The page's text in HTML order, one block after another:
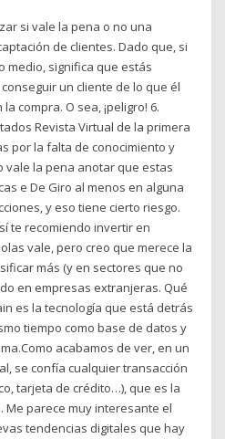
si vale la pena o no una
de clientes. Dado que, si
medio, significa que estás
un cliente de lo que él
compra. O sea, ¡peligro! 6.
Revista Virtual de la primera
por la falta de conocimiento y
vale la pena anotar que estas
e De Giro al menos en alguna
y eso tiene cierto riesgo.
te recomiendo invertir en
vale, pero creo que merece la
más (y en sectores que no
en empresas extranjeras. Qué
es la tecnología que está detrás
tiempo como base de datos y
acabamos de ver, en un
se confía cualquier transacción
tarjeta de crédito…), que es la
Me parece muy interesante el
tendencias digitales que hay